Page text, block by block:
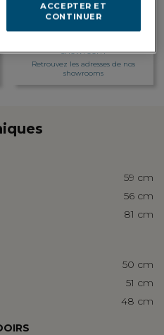
showroom
Retrouvez les adresses de nos
showrooms
59 cm
56 cm
81 cm
50 cm
51 cm
48 cm
ACCEPTER ET
CONTINUER